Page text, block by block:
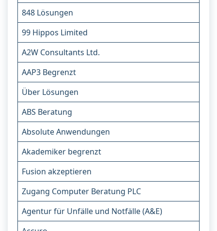
848 Lösungen
99 Hippos Limited
A2W Consultants Ltd.
AAP3 Begrenzt
Über Lösungen
ABS Beratung
Absolute Anwendungen
Akademiker begrenzt
Fusion akzeptieren
Zugang Computer Beratung PLC
Agentur für Unfälle und Notfälle (A&E)